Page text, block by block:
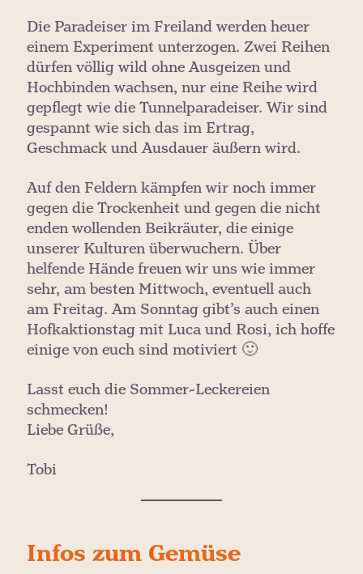
Die Paradeiser im Freiland werden heuer
einem Experiment unterzogen. Zwei Reihen
dürfen völlig wild ohne Ausgeizen und
Hochbinden wachsen, nur eine Reihe wird
gepflegt wie die Tunnelparadeiser. Wir sind
gespannt wie sich das im Ertrag,
Geschmack und Ausdauer äußern wird.
Auf den Feldern kämpfen wir noch immer
gegen die Trockenheit und gegen die nicht
enden wollenden Beikräuter, die einige
unserer Kulturen überwuchern. Über
helfende Hände freuen wir uns wie immer
sehr, am besten Mittwoch, eventuell auch
am Freitag. Am Sonntag gibt’s auch einen
Hofkaktionstag mit Luca und Rosi, ich hoffe
einige von euch sind motiviert 🙂
Lasst euch die Sommer-Leckereien
schmecken!
Liebe Grüße,
Tobi
Infos zum Gemüse